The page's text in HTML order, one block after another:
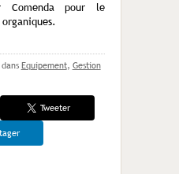
Comenda pour le
dans Equipement, Gestion
Tweeter